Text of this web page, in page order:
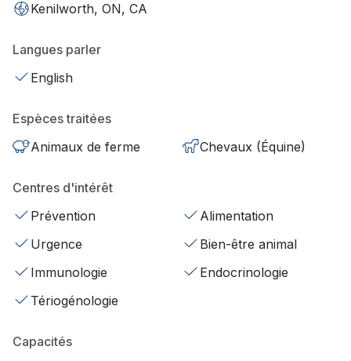
Kenilworth, ON, CA
Langues parler
English
Espèces traitées
Animaux de ferme
Chevaux (Équine)
Centres d'intérêt
Prévention
Alimentation
Urgence
Bien-être animal
Immunologie
Endocrinologie
Tériogénologie
Capacités